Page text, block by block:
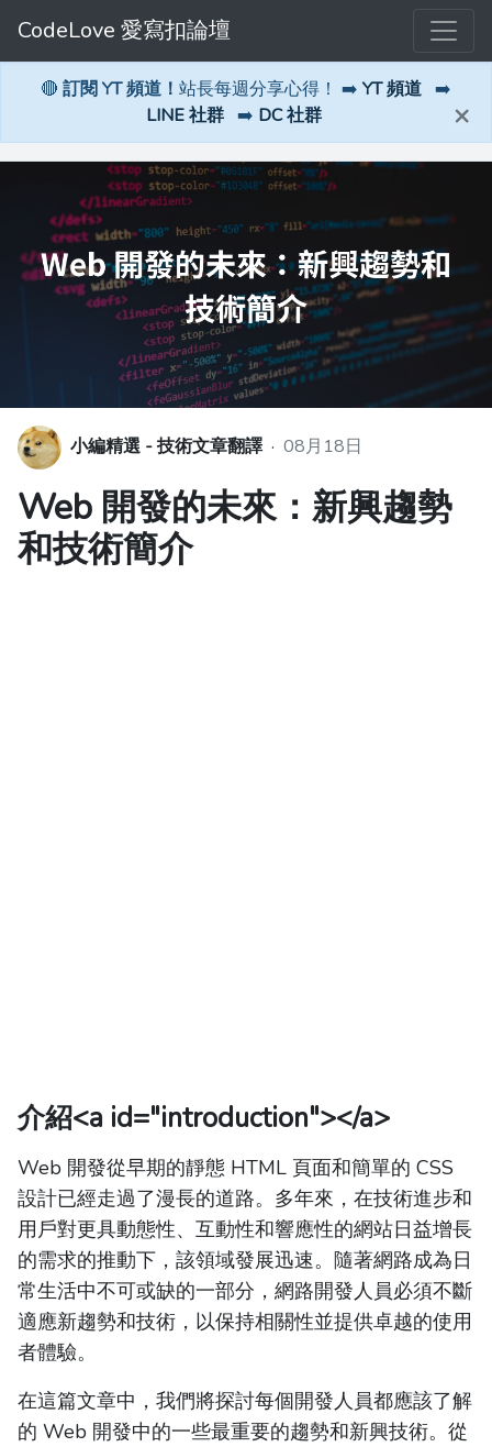
CodeLove 愛寫扣論壇
🔴 訂閱 YT 頻道！ 站長每週分享心得！ ➡️ YT 頻道 ➡️
LINE 社群 ➡️ DC 社群 ×
小編精選 - 技術文章翻譯 · 08月18日
Web 開發的未來：新興趨勢
和技術簡介
介紹<a id="introduction"></a>
Web 開發從早期的靜態 HTML 頁面和簡單的 CSS
設計已經走過了漫長的道路。多年來，在技術進步和
用戶對更具動態性、互動性和響應性的網站日益增長
的需求的推動下，該領域發展迅速。隨著網路成為日
常生活中不可或缺的一部分，網路開發人員必須不斷
適應新趨勢和技術，以保持相關性並提供卓越的使用
者體驗。
在這篇文章中，我們將探討每個開發人員都應該了解
的 Web 開發中的一些最重要的趨勢和新興技術。從